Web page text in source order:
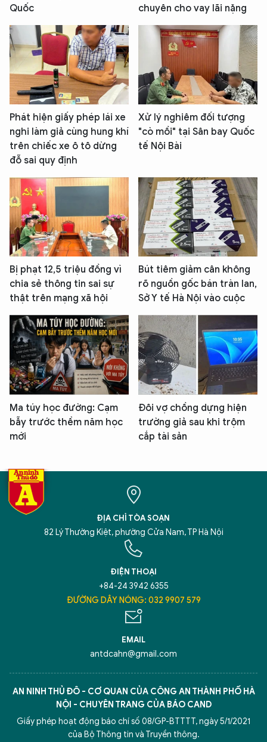
Quốc
chuyên cho vay lãi nặng
Phát hiện giấy phép lái xe
nghi làm giả cùng hung khí
trên chiếc xe ô tô dừng
đỗ sai quy định
Xử lý nghiêm đối tượng
"cò mồi" tại Sân bay Quốc
tế Nội Bài
Bị phạt 12,5 triệu đồng vì
chia sẻ thông tin sai sự
thật trên mạng xã hội
Bút tiêm giảm cân không
rõ nguồn gốc bán tràn lan,
Sở Y tế Hà Nội vào cuộc
Ma túy học đường: Cạm
bẫy trước thềm năm học
mới
Đôi vợ chồng dựng hiện
trường giả sau khi trộm
cắp tài sản
ĐỊA CHỈ TÒA SOẠN
82 Lý Thường Kiệt, phường Cửa Nam, TP Hà Nội
ĐIỆN THOẠI
+84-24 3942 6355
ĐƯỜNG DÂY NÓNG: 032 9907 579
EMAIL
antdcahn@gmail.com
AN NINH THỦ ĐÔ - CƠ QUAN CỦA CÔNG AN THÀNH PHỐ HÀ
NỘI - CHUYÊN TRANG CỦA BÁO CAND
Giấy phép hoạt động báo chí số 08/GP-BTTTT, ngày 5/1/2021
của Bộ Thông tin và Truyền thông.